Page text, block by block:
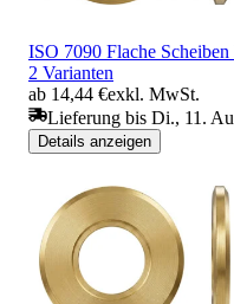
ISO 7090 Flache
2 Varianten
ab 14,44 €exkl. MwSt.
Lieferung bis Di., 11.
Details anzeigen